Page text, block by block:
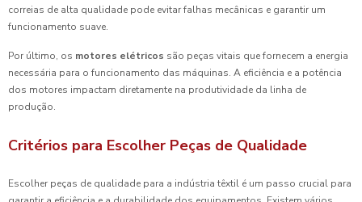
correias de alta qualidade pode evitar falhas mecânicas e garantir um
funcionamento suave.
Por último, os motores elétricos são peças vitais que fornecem a energia
necessária para o funcionamento das máquinas. A eficiência e a potência
dos motores impactam diretamente na produtividade da linha de
produção.
Critérios para Escolher Peças de Qualidade
Escolher peças de qualidade para a indústria têxtil é um passo crucial para